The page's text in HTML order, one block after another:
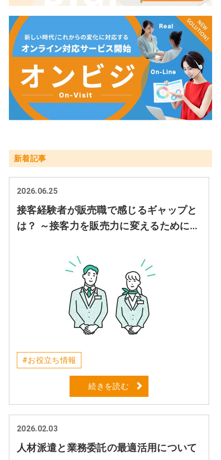
新着記事
2026.06.25
接客経験者が販売職で感じるギャップと
は？ ～接客力を販売力に変えるために大
#お役立ち情報
続きを読む
2026.02.03
人材派遣と業務委託の最適活用について